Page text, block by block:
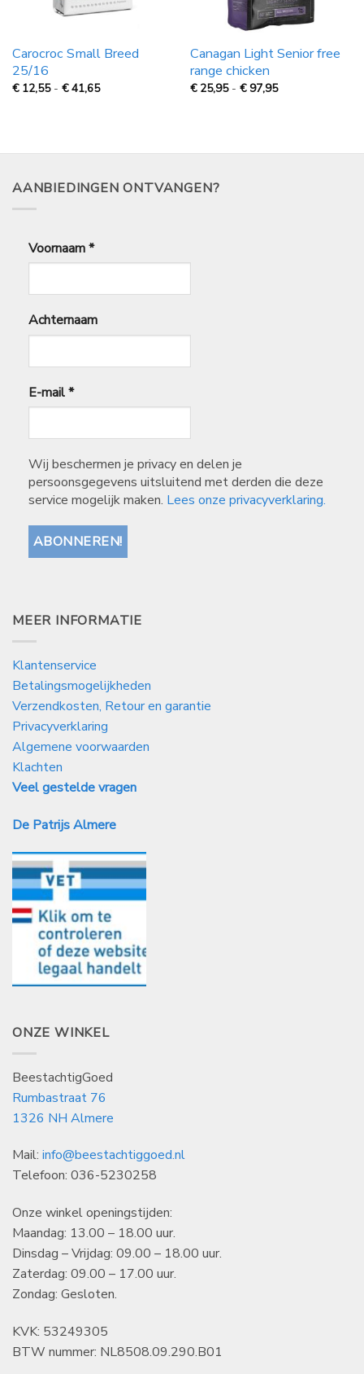
Carocroc Small Breed
25/16
€ 12,55 - €41,65Prijsklasse:
Canagan Light Senior free
range chicken
€ 25,95 - €97,95Prijsklasse:
AANBIEDINGEN ONTVANGEN?
Voornaam*
Achternaam
E-mail*
Wij beschermen je privacy en delen je
persoonsgegevens uitsluitend met derden die deze
service mogelijk maken. Lees onze privacyverklaring.
MEER INFORMATIE
Klantenservice
Betalingsmogelijkheden
Verzendkosten, Retour en garantie
Privacyverklaring
Algemene voorwaarden
Klachten
Veel gestelde vragen
De Patrijs Almere
ONZE WINKEL
BeestachtigGoed
Rumbastraat 76
1326 NH Almere
Mail: info@beestachtiggoed.nl
Telefoon: 036-5230258
Onze winkel openingstijden:
Maandag: 13.00 – 18.00 uur.
Dinsdag – Vrijdag: 09.00 – 18.00 uur.
Zaterdag: 09.00 – 17.00 uur.
Zondag: Gesloten.
KVK: 53249305
BTW nummer: NL8508.09.290.B01